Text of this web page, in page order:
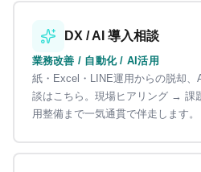
DX / AI 導入相談
業務改善 / 自動化 / AI活用
紙・Excel・LINE運用からの脱却
談はこちら。現場ヒアリング →
用整備まで一気通貫で伴走します。